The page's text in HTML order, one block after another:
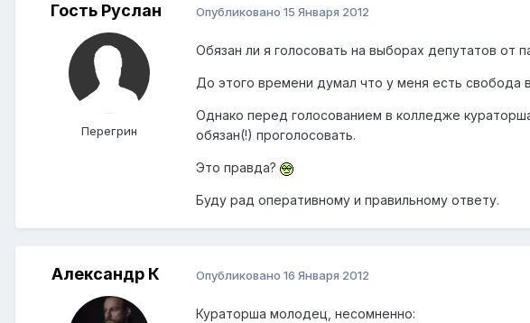
Гость Руслан
Перегрин
Опубликовано 15 Января 2012
Обязан ли я голосовать на выборах депутатов от
До этого времени думал что у меня есть свобода
Однако перед голосованием в колледже
обязан(!) проголосовать.
Это правда?
Буду рад оперативному и правильному ответу.
Александр К Опубликовано 16 Января 2012
Кураторша молодец, несомненно: